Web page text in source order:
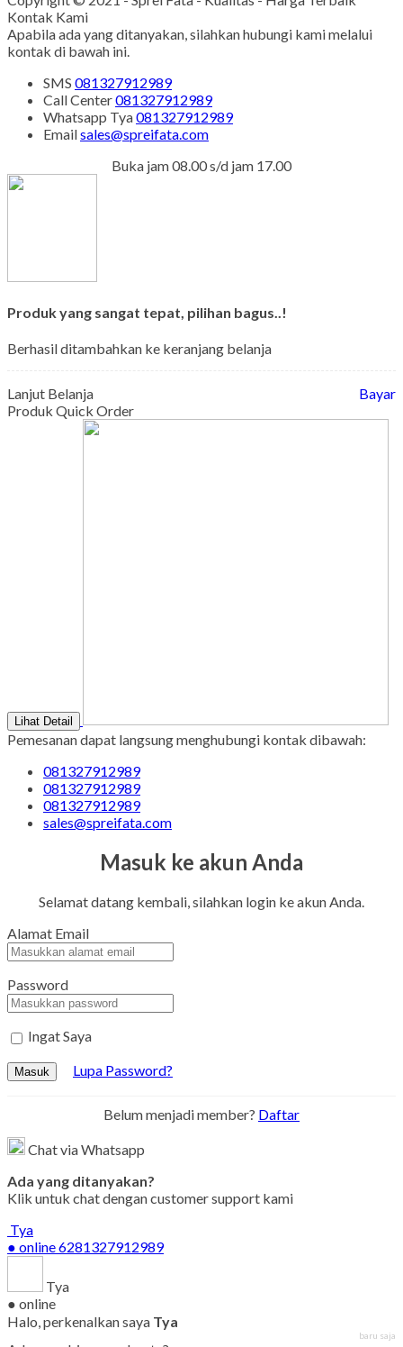
Kontak Kami
Apabila ada yang ditanyakan, silahkan hubungi kami melalui
kontak di bawah ini.
SMS 081327912989
Call Center081327912989
Whatsapp Tya081327912989
Emailsales@spreifata.com
Buka jam 08.00 s/d jam 17.00
Produk yang sangat tepat, pilihan bagus..!
Berhasil ditambahkan ke keranjang belanja
Lanjut Belanja
Bayar
Produk Quick Order
Lihat Detail
Pemesanan dapat langsung menghubungi kontak dibawah:
081327912989
081327912989
081327912989
sales@spreifata.com
Masuk ke akun Anda
Selamat datang kembali, silahkan login ke akun Anda.
Alamat Email
Password
Ingat Saya
Masuk Lupa Password?
Belum menjadi member? Daftar
Chat via Whatsapp
Ada yang ditanyakan?
Klik untuk chat dengan customer support kami
Tya
● online6281327912989
Tya
● online
Halo, perkenalkan saya Tya
baru saja